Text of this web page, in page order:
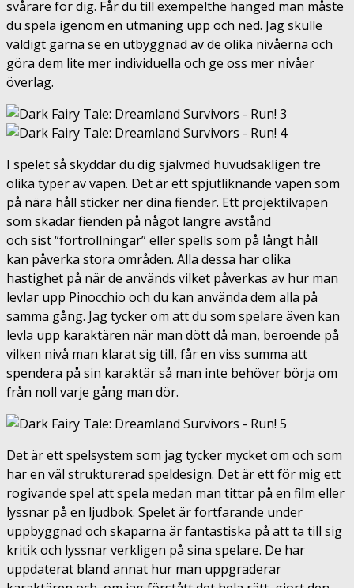
svårare för dig. Får du till exempelthe hanged man måste
du spela igenom en utmaning upp och ned. Jag skulle
väldigt gärna se en utbyggnad av de olika nivåerna och
göra dem lite mer individuella och ge oss mer nivåer
överlag.
I spelet så skyddar du dig självmed huvudsakligen tre
olika typer av vapen. Det är ett spjutliknande vapen som
på nära håll sticker ner dina fiender. Ett projektilvapen
som skadar fienden på något längre avstånd
och sist “förtrollningar” eller spells som på långt håll
kan påverka stora områden. Alla dessa har olika
hastighet på när de används vilket påverkas av hur man
levlar upp Pinocchio och du kan använda dem alla på
samma gång. Jag tycker om att du som spelare även kan
levla upp karaktären när man dött då man, beroende på
vilken nivå man klarat sig till, får en viss summa att
spendera på sin karaktär så man inte behöver börja om
från noll varje gång man dör.
Det är ett spelsystem som jag tycker mycket om och som
har en väl strukturerad speldesign. Det är ett för mig ett
rogivande spel att spela medan man tittar på en film eller
lyssnar på en ljudbok. Spelet är fortfarande under
uppbyggnad och skaparna är fantastiska på att ta till sig
kritik och lyssnar verkligen på sina spelare. De har
uppdaterat bland annat hur man uppgraderar